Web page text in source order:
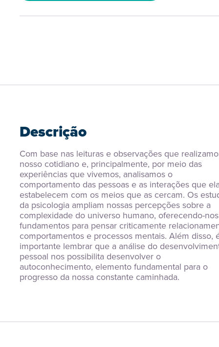
Descrição
Com base nas leituras e observações que
nosso cotidiano e, principalmente, por meio das
experiências que vivemos, analisamos o
comportamento das pessoas e as interações que
estabelecem com os meios que as cercam. Os
da psicologia ampliam nossas percepções sobre a
complexidade do universo humano, oferecendo-nos
fundamentos para pensar criticamente
comportamentos e processos mentais. Além disso,
importante lembrar que a análise do
pessoal nos possibilita desenvolver o
autoconhecimento, elemento fundamental para o
progresso da nossa constante caminhada.